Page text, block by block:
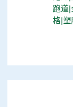
跑道|
格|塑